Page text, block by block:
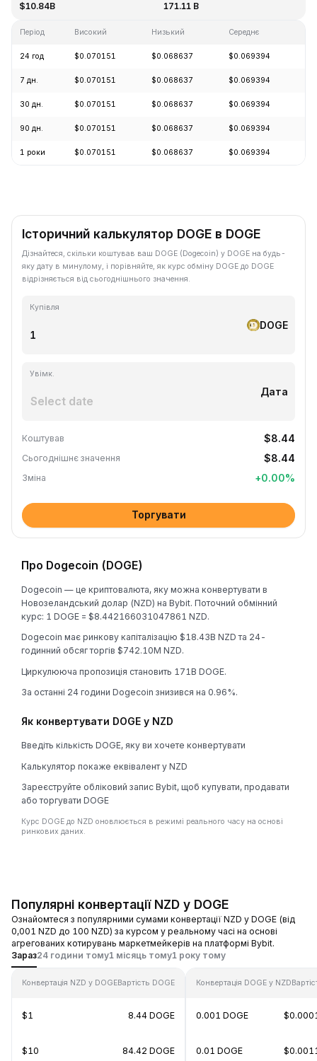
$10.84B 171.11 B
Період Високий Низький Середнє
24 год $0.070151 $0.068637 $0.069394
7 дн. $0.070151 $0.068637 $0.069394
30 дн. $0.070151 $0.068637 $0.069394
90 дн. $0.070151 $0.068637 $0.069394
1 роки $0.070151 $0.068637 $0.069394
Історичний калькулятор DOGE в DOGE
Дізнайтеся, скільки коштував ваш DOGE (Dogecoin) у DOGE на будь-
яку дату в минулому, і порівняйте, як курс обміну DOGE до DOGE
відрізняється від сьогоднішнього значення.
Купівля
DOGE
Увімк.
Дата
Коштував $8.44
Сьогоднішнє значення $8.44
Зміна +0.00%
Торгувати
Про Dogecoin (DOGE)
Dogecoin — це криптовалюта, яку можна конвертувати в
Новозеландський долар (NZD) на Bybit. Поточний обмінний
курс: 1 DOGE = $8.442166031047861 NZD.
Dogecoin має ринкову капіталізацію $18.43B NZD та 24-
годинний обсяг торгів $742.10M NZD.
Циркулююча пропозиція становить 171B DOGE.
За останні 24 години Dogecoin знизився на 0.96%.
Як конвертувати DOGE у NZD
Введіть кількість DOGE, яку ви хочете конвертувати
Калькулятор покаже еквівалент у NZD
Зареєструйте обліковий запис Bybit, щоб купувати, продавати
або торгувати DOGE
Курс DOGE до NZD оновлюється в режимі реального часу на основі
ринкових даних.
Популярні конвертації NZD у DOGE
Ознайомтеся з популярними сумами конвертації NZD у DOGE (від
0,001 NZD до 100 NZD) за курсом у реальному часі на основі
агрегованих котирувань маркетмейкерів на платформі Bybit.
Зараз24 години тому1 місяць тому1 року тому
Конвертація NZD у DOGEВартість DOGE
$1 8.44 DOGE
$10 84.42 DOGE
Конвертація DOGE у NZD
0.001 DOGE
0.01 DOGE